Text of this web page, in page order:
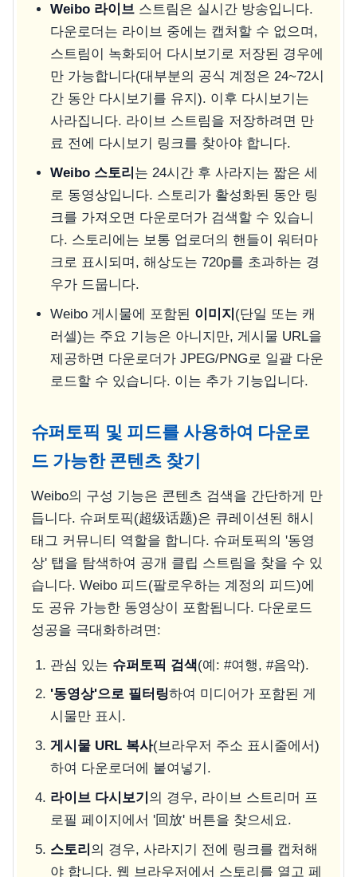
Weibo 라이브스트림은 실시간 방송입니다.
다운로더는 라이브 중에는 캡처할 수 없으며,
스트림이 녹화되어 다시보기로 저장된 경우에
만 가능합니다(대부분의 공식 계정은 24~72시
간 동안 다시보기를 유지). 이후 다시보기는
사라집니다. 라이브 스트림을 저장하려면 만
료 전에 다시보기 링크를 찾아야 합니다.
Weibo 스토리 는 24시간 후 사라지는 짧은 세
로 동영상입니다. 스토리가 활성화된 동안 링
크를 가져오면 다운로더가 검색할 수 있습니
다. 스토리에는 보통 업로더의 핸들이 워터마
크로 표시되며, 해상도는 720p를 초과하는 경
우가 드뭅니다.
Weibo 게시물에 포함된 이미지 (단일 또는 캐
러셀)는 주요 기능은 아니지만, 게시물 URL을
제공하면 다운로더가 JPEG/PNG로 일괄 다운
로드할 수 있습니다. 이는 추가 기능입니다.
슈퍼토픽 및 피드를 사용하여 다운로
드 가능한 콘텐츠 찾기
Weibo의 구성 기능은 콘텐츠 검색을 간단하게 만
듭니다. 슈퍼토픽(超级话题)은 큐레이션된 해시
태그 커뮤니티 역할을 합니다. 슈퍼토픽의 '동영
상' 탭을 탐색하여 공개 클립 스트림을 찾을 수 있
습니다. Weibo 피드(팔로우하는 계정의 피드)에
도 공유 가능한 동영상이 포함됩니다. 다운로드
성공을 극대화하려면:
관심 있는 슈퍼토픽 검색(예: #여행, #음악).
'동영상'으로 필터링하여 미디어가 포함된 게
시물만 표시.
게시물 URL 복사(브라우저 주소 표시줄에서)
하여 다운로더에 붙여넣기.
라이브 다시보기 의 경우, 라이브 스트리머 프
로필 페이지에서 '回放' 버튼을 찾으세요.
스토리 의 경우, 사라지기 전에 링크를 캡처해
야 합니다. 웹 브라우저에서 스토리를 열고 페